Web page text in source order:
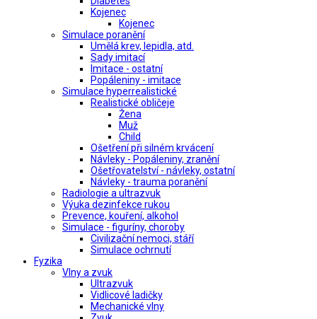
Kojenec
Kojenec
Simulace poranění
Umělá krev, lepidla, atd.
Sady imitací
Imitace - ostatní
Popáleniny - imitace
Simulace hyperrealistické
Realistické obličeje
Žena
Muž
Child
Ošetření při silném krvácení
Návleky - Popáleniny, zranění
Ošetřovatelství - návleky, ostatní
Návleky - trauma poranění
Radiologie a ultrazvuk
Výuka dezinfekce rukou
Prevence, kouření, alkohol
Simulace - figuríny, choroby
Civilizační nemoci, stáří
Simulace ochrnutí
Fyzika
Vlny a zvuk
Ultrazvuk
Vidlicové ladičky
Mechanické vlny